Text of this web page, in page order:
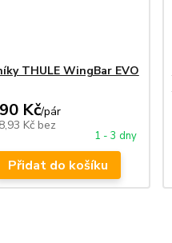
THULE WingBar EVO
Kč/pár
Kč bez
1 - 3 dny
Přidat do košíku